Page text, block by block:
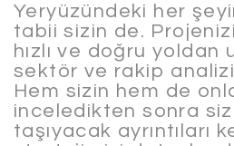
Yeryüzündeki her
tabii sizin de.
hızlı ve doğru yoldan
sektör ve rakip
Hem sizin hem de
inceledikten sonra
taşıyacak ayrıntıları